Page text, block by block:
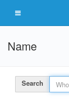
Name
Search